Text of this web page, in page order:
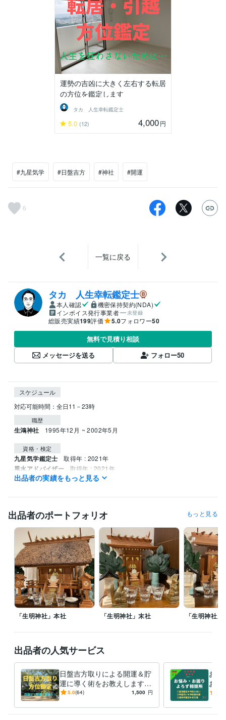
運勢の吉凶に大きく左右する転居
の方位を鑑定します
タカ 人生幸転鑑定士
5.0 (12) 4,000円
#九星気学 #日盤吉方 #神社 #開運
6
一覧に戻る
タカ 人生幸転鑑定士
本人確認
機密保持契約(NDA)
インボイス発行事業者
未登録
総販売実績199評価 5.0フォロワー50
無料で見積り相談
メッセージを送る
フォロー50
スケジュール
職歴
生鴻神社 1995年12月 ~ 2002年5月
資格・検定
九星気学鑑定士 取得年 : 2021年
風水アドバイザー 取得年 : 2021年
姓名判断鑑定士 取得年 : 2022年
調理師 取得年 : 1990年
その他ツール
神道行者（神道指紋易・神霊伺い・御祈願・お祓い等）:28年
霊相（霊視・除霊・浄霊等）:28年九星気学鑑定（方位学）:28年
霊理姓名学判断（鑑定）:27年
得意分野
占い 九星気学鑑定 病気平癒（霊視・浄霊） 心願成就 水子霊供養
故人供養
九星気学 方位学 運命学 占い 開運 神道 御祈願 霊視
お祓い
供養
出品者の実績をもっと見る
出品者のポートフォリオ もっと見る
「生明神社」本社 「生明神社」末社 「生明神社」
出品者の人気サービス
日盤吉方取りによる開運＆貯
運に導く術をお教えします
ー30分のお散歩で簡単に実現
定）ー
5.0(64) 1,500 円
お祓
お悩
－多
解決